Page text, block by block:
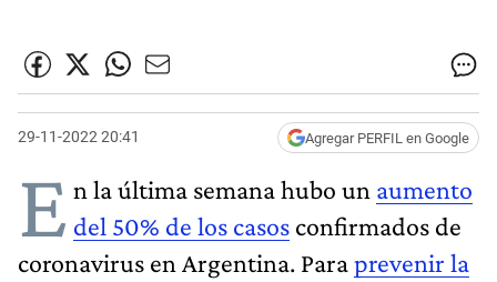
29-11-2022 20:41 Agregar PERFIL en Google
E n la última semana hubo un aumento
del 50% de los casos confirmados de
coronavirus en Argentina. Paraprevenir la